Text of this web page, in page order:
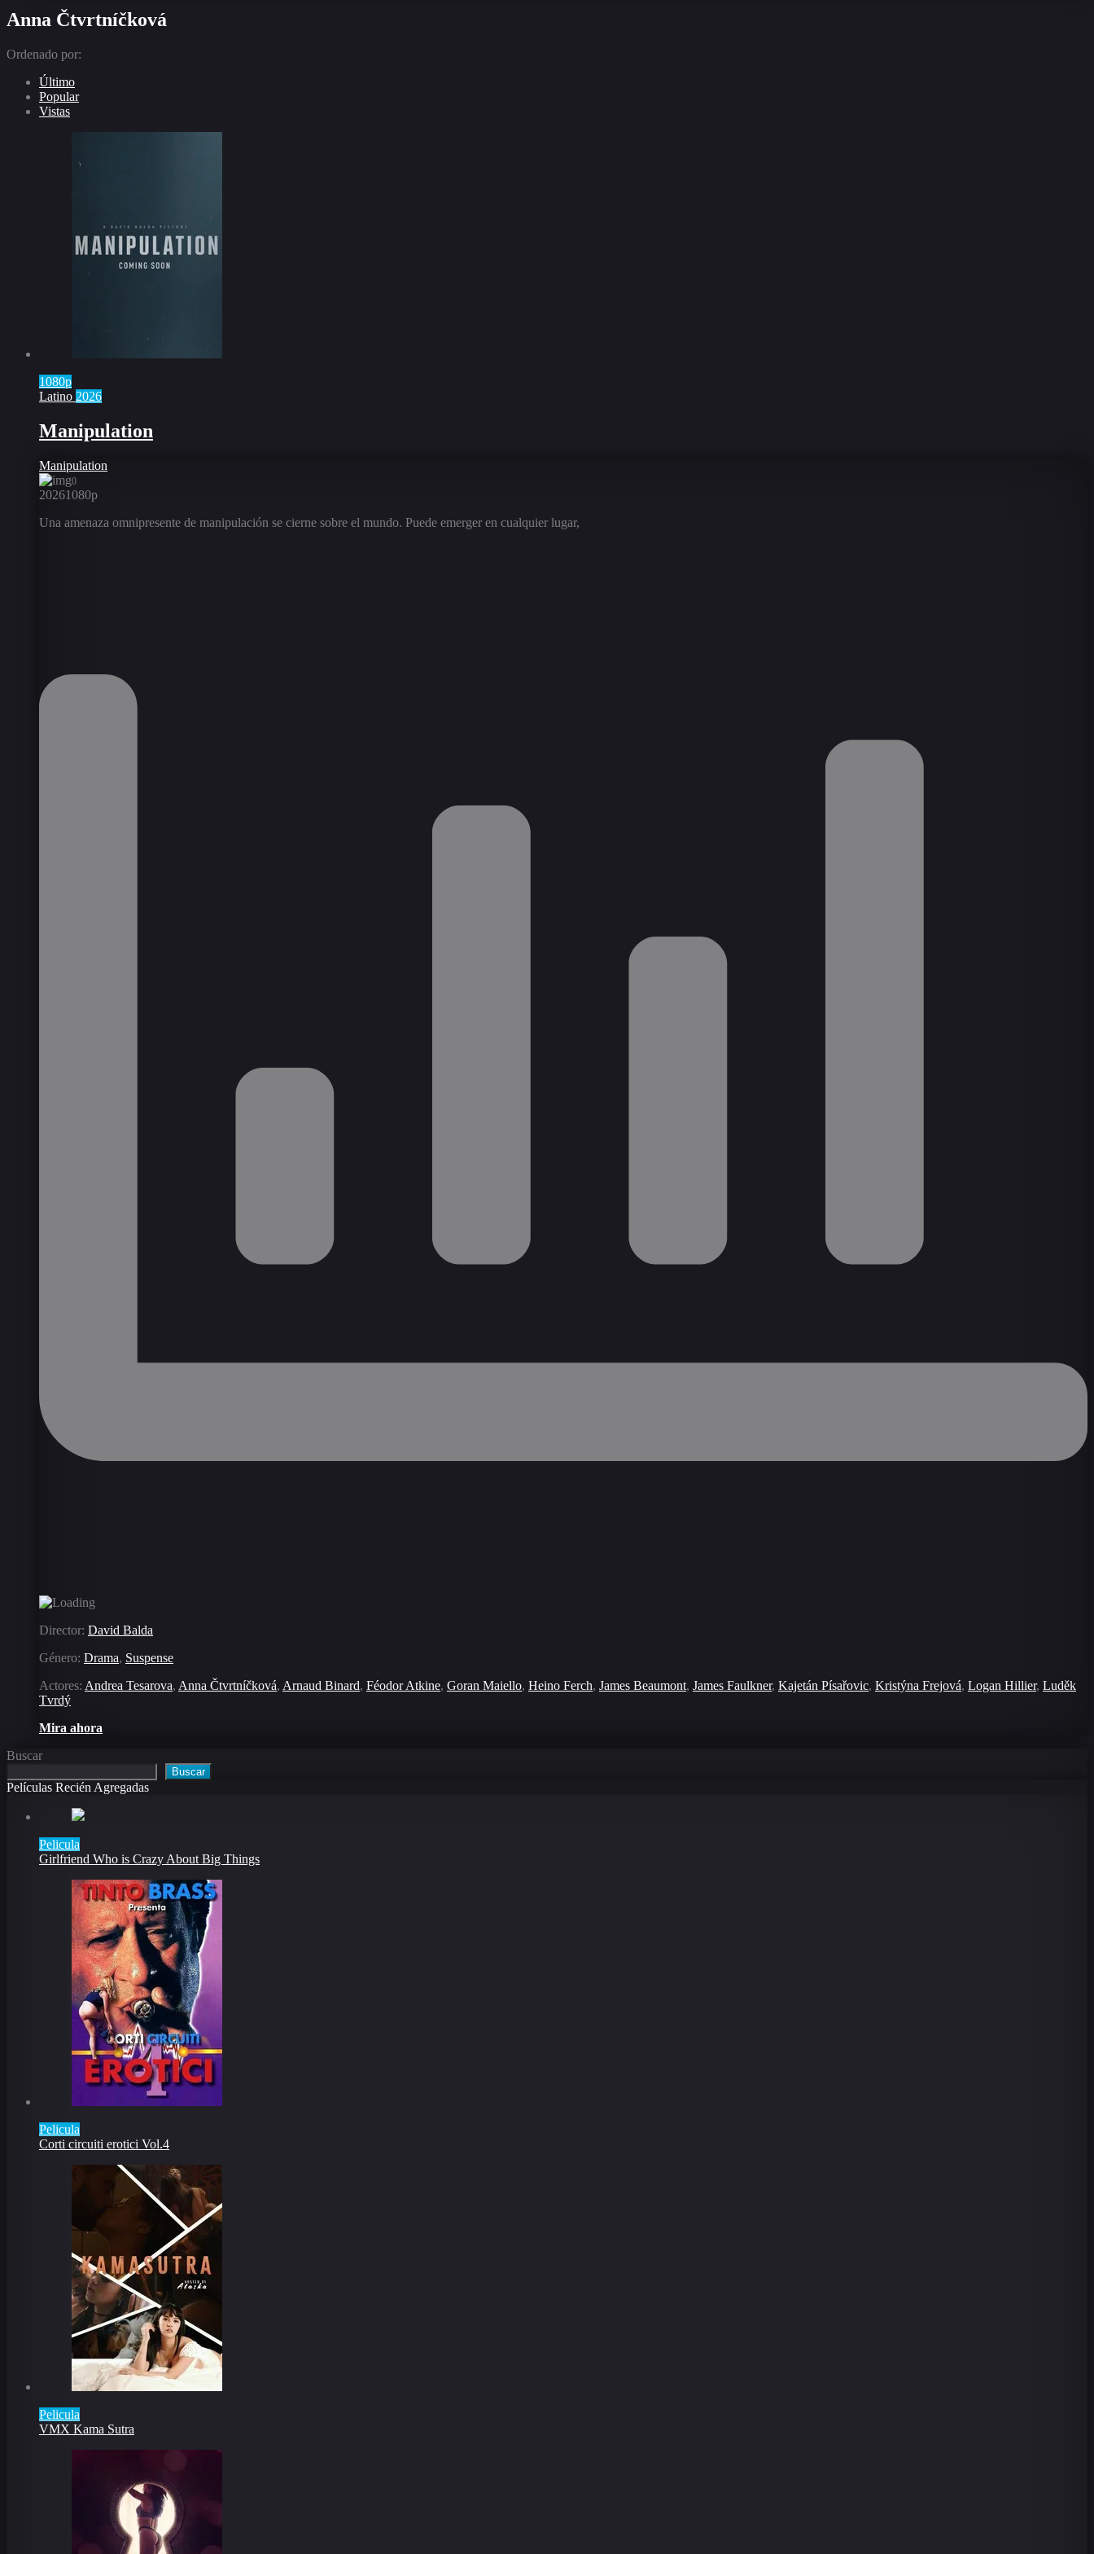
Anna Čtvrtníčková
Ordenado por:
Último
Popular
Vistas
1080p
Latino 2026
Manipulation
Manipulation
0
20261080p
Una amenaza omnipresente de manipulación se cierne sobre el mundo. Puede emerger en cualquier lugar,
Director: David Balda
Género: Drama, Suspense
Actores: Andrea Tesarova, Anna Čtvrtníčková, Arnaud Binard, Féodor Atkine, Goran Maiello, Heino Ferch, James Beaumont, James Faulkner, Kajetán Písařovic, Kristýna Frejová, Logan Hillier, Luděk
Tvrdý
Mira ahora
Buscar
Buscar
Películas Recién Agregadas
Pelicula
Girlfriend Who is Crazy About Big Things
Pelicula
Corti circuiti erotici Vol.4
Pelicula
VMX Kama Sutra